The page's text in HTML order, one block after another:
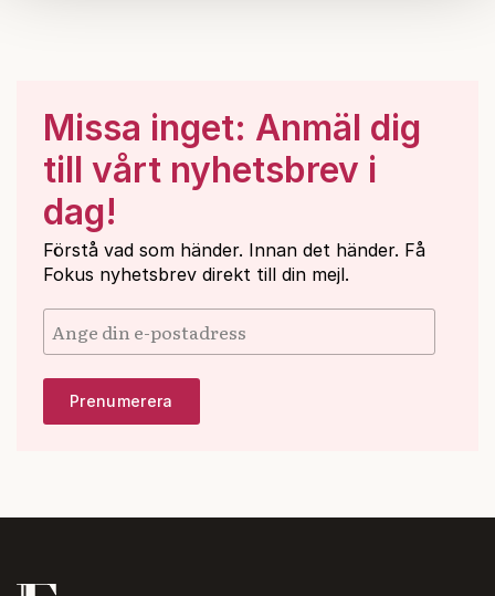
Missa inget: Anmäl dig
till vårt nyhetsbrev i
dag!
Förstå vad som händer. Innan det händer. Få
Fokus nyhetsbrev direkt till din mejl.